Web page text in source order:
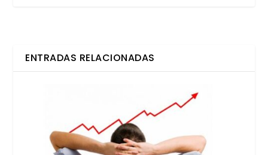
ENTRADAS RELACIONADAS